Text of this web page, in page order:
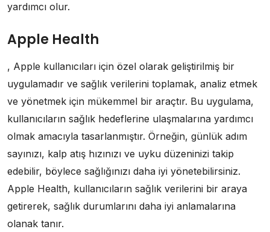
yardımcı olur.
Apple Health
, Apple kullanıcıları için özel olarak geliştirilmiş bir
uygulamadır ve sağlık verilerini toplamak, analiz etmek
ve yönetmek için mükemmel bir araçtır. Bu uygulama,
kullanıcıların sağlık hedeflerine ulaşmalarına yardımcı
olmak amacıyla tasarlanmıştır. Örneğin, günlük adım
sayınızı, kalp atış hızınızı ve uyku düzeninizi takip
edebilir, böylece sağlığınızı daha iyi yönetebilirsiniz.
Apple Health, kullanıcıların sağlık verilerini bir araya
getirerek, sağlık durumlarını daha iyi anlamalarına
olanak tanır.